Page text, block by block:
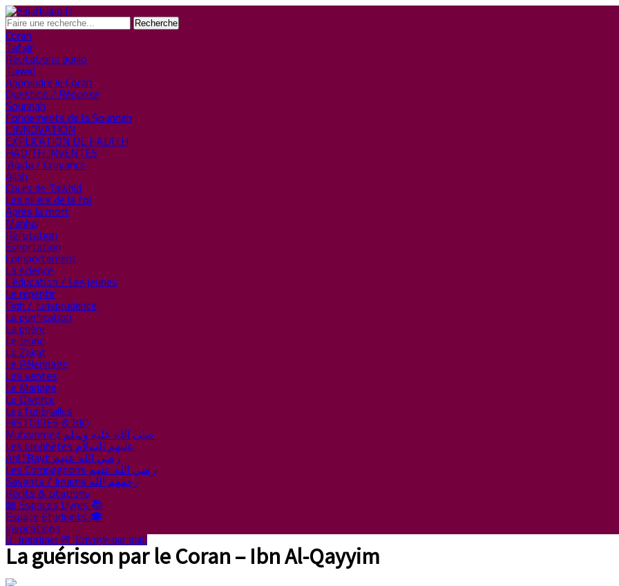
Coran
Tafsir
Récitations audio
Tajwid
Apprendre le Coran
Question / Réponse
Sounnah
Fondements de la Sounnah
L’INNOVATION
EXPLICATION DE HADITH
HADITH INVENTÉS
‘Aqida / Croyance
Allah
Cours de Tawhid
Les piliers de la foi
Après la mort
Manhaj
Réfutation
Exhortation
Comportement
La science
L’éducation / Les jeunes
Le repentir
Fiqh / Jurisprudence
La purification
La prière
Le Jeûne
La Zakat
Le Pèlerinage
Les ventes
Le Mariage
Le Divorce
Les funérailles
HISTOIRES & BIO
Muhammed صلى الله عليه وسلم
Les prophètes عليهم السلام
Ahl l’Bayt رضي الله عنهم
Les Compagnons رضي الله عنهم
Savants / Imams رحمهم الله
Récits & citations
📖 Espaces Livres 📚
Espace Étudiants 🎓
Invocations
 Imprimer ✉ Envoyé par mail
La guérison par le Coran – Ibn Al-Qayyim